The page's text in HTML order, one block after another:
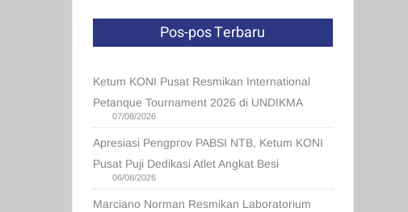
Pos-pos Terbaru
Ketum KONI Pusat Resmikan International
Petanque Tournament 2026 di UNDIKMA
07/08/2026
Apresiasi Pengprov PABSI NTB, Ketum KONI
Pusat Puji Dedikasi Atlet Angkat Besi
06/08/2026
Marciano Norman Resmikan Laboratorium